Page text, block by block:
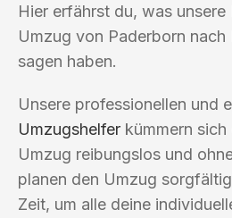
Hier erfährst du, was unsere
Umzug von Paderborn nach
sagen haben.
Unsere professionellen und
Umzugshelfer kümmern
Umzug reibungslos und
planen den Umzug
Zeit, um alle deine